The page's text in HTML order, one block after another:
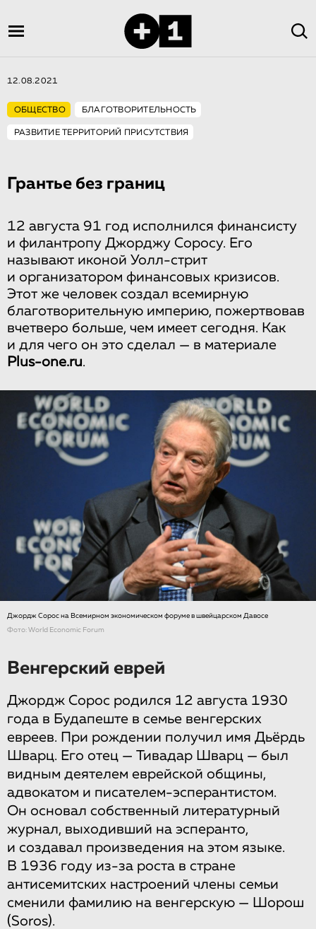
12.08.2021
ОБЩЕСТВО БЛАГОТВОРИТЕЛЬНОСТЬ
РАЗВИТИЕ ТЕРРИТОРИЙ ПРИСУТСТВИЯ
Грантье без границ
12 августа 91 год исполнился финансисту
и филантропу Джорджу Соросу. Его
называют иконой Уолл-стрит
и организатором финансовых кризисов.
Этот же человек создал всемирную
благотворительную империю, пожертвовав
вчетверо больше, чем имеет сегодня. Как
и для чего он это сделал — в материале
Plus-one.ru.
Джордж Сорос на Всемирном экономическом форуме в швейцарском Давосе
Фото: World Economic Forum
Венгерский еврей
Джордж Сорос родился 12 августа 1930
года в Будапеште в семье венгерских
евреев. При рождении получил имя Дьёрдь
Шварц. Его отец — Тивадар Шварц — был
видным деятелем еврейской общины,
адвокатом и писателем-эсперантистом.
Он основал собственный литературный
журнал, выходивший на эсперанто,
и создавал произведения на этом языке.
В 1936 году из-за роста в стране
антисемитских настроений члены семьи
сменили фамилию на венгерскую — Шорош
(Soros).